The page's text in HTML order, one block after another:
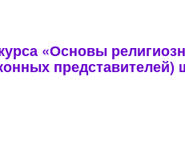
«Основы
представителей)